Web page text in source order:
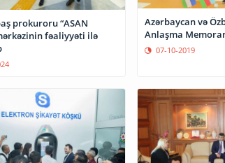
prokuroru “ASAN
fəaliyyəti ilə
Azərbaycan və
Anlaşma
07-10-2019